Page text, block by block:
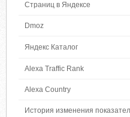
Страниц в Яндексе
Dmoz
Яндекс Каталог
Alexa Traffic Rank
Alexa Country
История изменения